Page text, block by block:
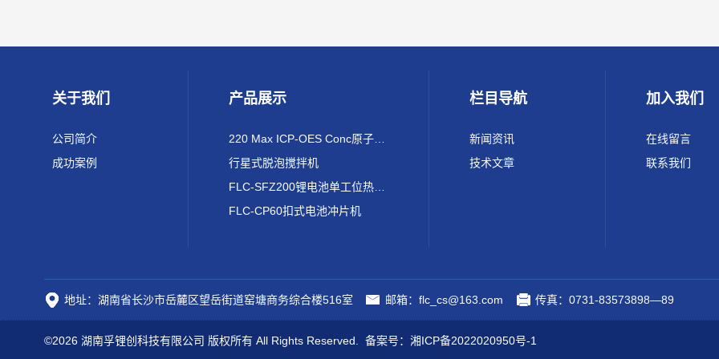
关于我们
公司简介
成功案例
产品展示
行星式脱泡搅拌机
FLC-CP60扣式电池冲片机
栏目导航
新闻资讯
技术文章
加入我们
在线留言
联系我们
地址：湖南省长沙市岳麓区望岳街道窑塘商务综合楼516室 邮箱：flc_cs@163.com 传真：0731-83573898—89
©2026 湖南孚锂创科技有限公司 版权所有 All Rights Reserved. 备案号：湘ICP备2022020950号-1